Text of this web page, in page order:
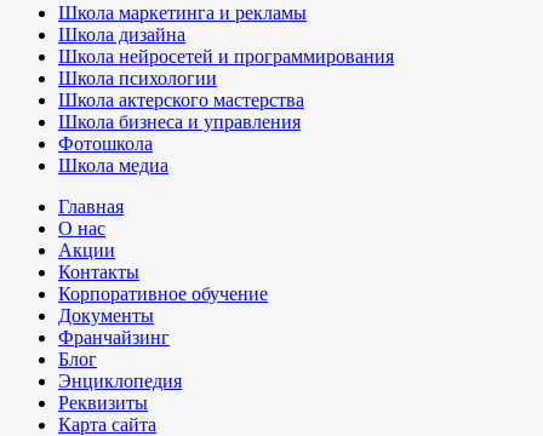
Школа маркетинга и рекламы
Школа дизайна
Школа нейросетей и программирования
Школа психологии
Школа актерского мастерства
Школа бизнеса и управления
Фотошкола
Школа медиа
Главная
О нас
Акции
Контакты
Корпоративное обучение
Документы
Франчайзинг
Блог
Энциклопедия
Реквизиты
Карта сайта